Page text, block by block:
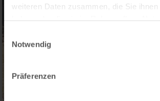
weiteren Daten zusammen, die Sie
Notwendig
Präferenzen